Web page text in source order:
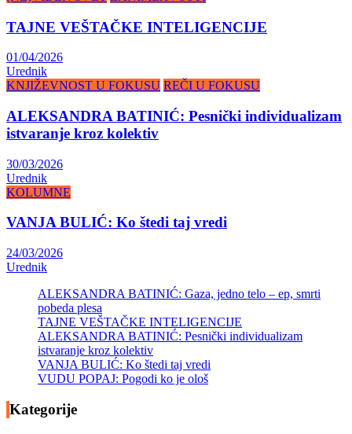
TAJNE VEŠTAČKE INTELIGENCIJE
01/04/2026
Urednik
KNJIŽEVNOST U FOKUSU REČI U FOKUSU
ALEKSANDRA BATINIĆ: Pesnički individualizam
istvaranje kroz kolektiv
30/03/2026
Urednik
KOLUMNE
VANJA BULIĆ: Ko štedi taj vredi
24/03/2026
Urednik
ALEKSANDRA BATINIĆ: Gaza, jedno telo – ep, smrti
pobeda plesa
TAJNE VEŠTAČKE INTELIGENCIJE
ALEKSANDRA BATINIĆ: Pesnički individualizam
istvaranje kroz kolektiv
VANJA BULIĆ: Ko štedi taj vredi
VUDU POPAJ: Pogodi ko je ološ
Kategorije